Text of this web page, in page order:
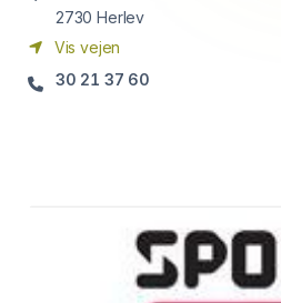
2730 Herlev
Vis vejen
30 21 37 60